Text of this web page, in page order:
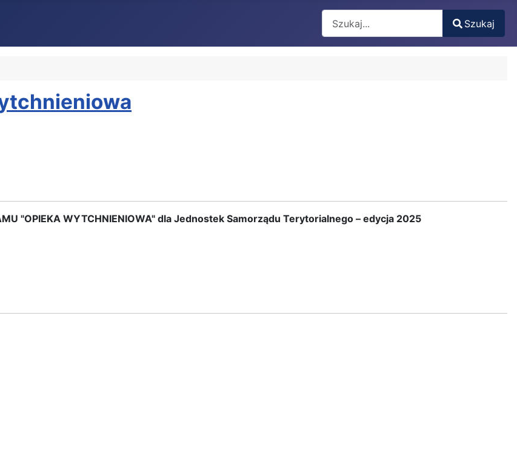
Type 2 or more characters for results.
Szukaj
"OPIEKA WYTCHNIENIOWA" dla Jednostek Samorządu Terytorialnego – edycja 2025